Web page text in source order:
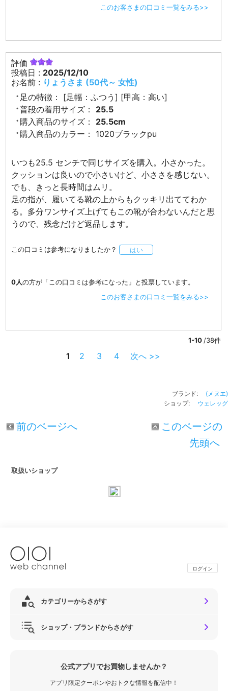
このお客さまの口コミ一覧をみる>>
評価
投稿日 : 2025/12/10
お名前 : りょうさま (50代～ 女性)
足の特徴：
[足幅：ふつう] [甲高：高い]
普段の着用サイズ：
25.5
購入商品のサイズ：
25.5cm
購入商品のカラー：
1020ブラックpu
いつも25.5 センチで同じサイズを購入。小さかった。
クッションは良いので小さいけど、小ささを感じない。
でも、きっと長時間はムリ。
足の指が、履いてる靴の上からもクッキリ出ててわか
る。多分ワンサイズ上げてもこの靴が合わないんだと思
うので、残念だけど返品します。
この口コミは参考になりましたか？ はい
0人の方が「この口コミは参考になった」と投票しています。
このお客さまの口コミ一覧をみる>>
1-10 /38件
1 2 3 4 次へ >>
ブランド: (メヌエ)
ショップ: ウェレッグ
前のページへ
このページの
先頭へ
取扱いショップ
ログイン
カテゴリーからさがす
ショップ・ブランドからさがす
公式アプリでお買物しませんか？
アプリ限定クーポンやおトクな情報を配信中！